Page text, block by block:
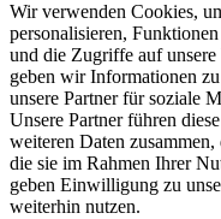
Wir verwenden Cookies,
personalisieren,
und die Zugriffe auf
geben wir Informationen
unsere Partner für soziale
Unsere Partner führen
weiteren Daten
die sie im Rahmen Ihrer
geben Einwilligung zu
weiterhin nutzen.